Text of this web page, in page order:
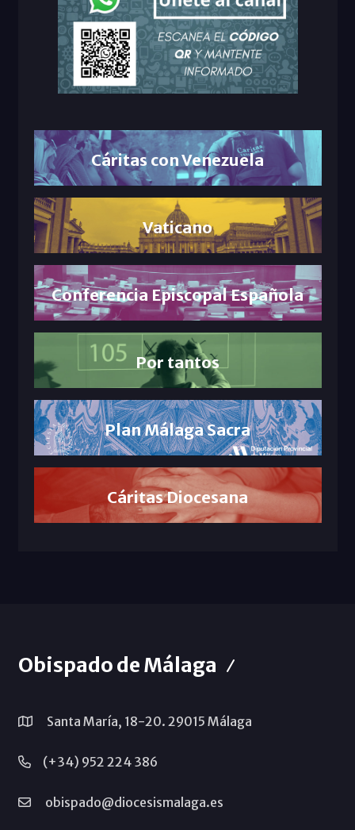
Cáritas con Venezuela
Vaticano
Conferencia Episcopal Española
Por tantos
Plan Málaga Sacra
Cáritas Diocesana
Obispado de Málaga
Santa María, 18-20. 29015 Málaga
(+34) 952 224 386
obispado@diocesismalaga.es